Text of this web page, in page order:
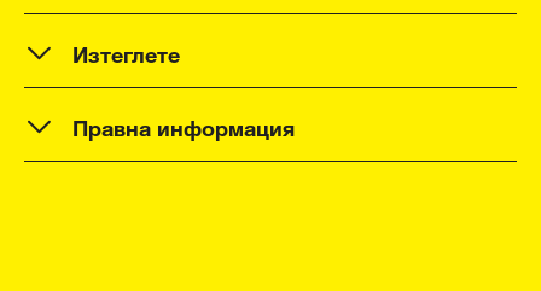
Изтеглете
Правна информация